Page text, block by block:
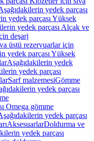
yedek parçası
yedek parçası Yüksek
yedek parçası Alçak ve
deşarj
üstü rezervuarlar için
yedek parçası Yüksek
Aşağıdakilerin yedek
yedek parçası
Sarf malzemesiGömme
yedek parçası
Omega gömme
yedek parçası
AksesuarlarDoldurma ve
yedek parçası